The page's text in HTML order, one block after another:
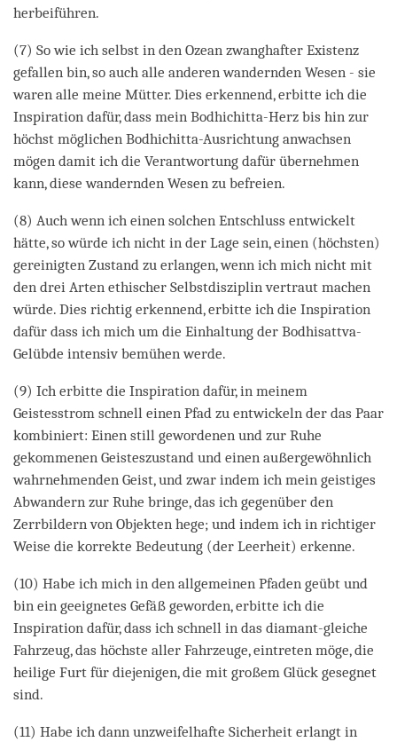
herbeiführen.
(7) So wie ich selbst in den Ozean zwanghafter Existenz
gefallen bin, so auch alle anderen wandernden Wesen - sie
waren alle meine Mütter. Dies erkennend, erbitte ich die
Inspiration dafür, dass mein Bodhichitta-Herz bis hin zur
höchst möglichen Bodhichitta-Ausrichtung anwachsen
mögen damit ich die Verantwortung dafür übernehmen
kann, diese wandernden Wesen zu befreien.
(8) Auch wenn ich einen solchen Entschluss entwickelt
hätte, so würde ich nicht in der Lage sein, einen (höchsten)
gereinigten Zustand zu erlangen, wenn ich mich nicht mit
den drei Arten ethischer Selbstdisziplin vertraut machen
würde. Dies richtig erkennend, erbitte ich die Inspiration
dafür dass ich mich um die Einhaltung der Bodhisattva-
Gelübde intensiv bemühen werde.
(9) Ich erbitte die Inspiration dafür, in meinem
Geistesstrom schnell einen Pfad zu entwickeln der das Paar
kombiniert: Einen still gewordenen und zur Ruhe
gekommenen Geisteszustand und einen außergewöhnlich
wahrnehmenden Geist, und zwar indem ich mein geistiges
Abwandern zur Ruhe bringe, das ich gegenüber den
Zerrbildern von Objekten hege; und indem ich in richtiger
Weise die korrekte Bedeutung (der Leerheit) erkenne.
(10) Habe ich mich in den allgemeinen Pfaden geübt und
bin ein geeignetes Gefäß geworden, erbitte ich die
Inspiration dafür, dass ich schnell in das diamant-gleiche
Fahrzeug, das höchste aller Fahrzeuge, eintreten möge, die
heilige Furt für diejenigen, die mit großem Glück gesegnet
sind.
(11) Habe ich dann unzweifelhafte Sicherheit erlangt in